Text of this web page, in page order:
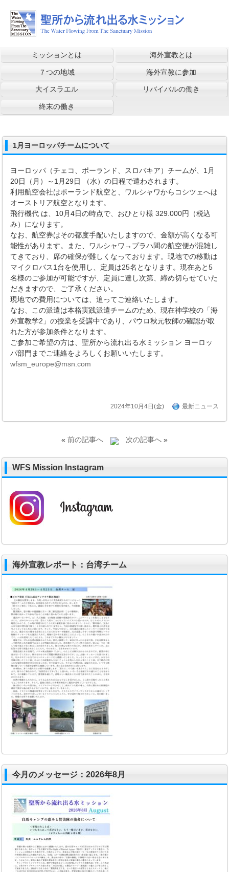
ミッションとは 海外宣教とは
７つの地域 海外宣教に参加
大イスラエル リバイバルの働き
終末の働き
1月ヨーロッパチームについて
ヨーロッパ（チェコ、ポーランド、スロバキア）チームが、1月
20日（月）～1月29日 （水）の日程で遣わされます。
利用航空会社はポーランド航空と、ワルシャワからコシツェへは
オーストリア航空となります。
飛行機代 は、 10月4日の時点で、おひとり様 329.000円（税込
み）になります。
なお、航空券はその都度手配いたしますので、金額が高くなる可
能性があります。また、ワルシャワ→プラハ間の航空便が混雑し
てきており、席の確保が難しくなっております。現地での移動は
マイクロバス1台を使用し、定員は25名となります。現在あと5
名様のご参加が可能ですが、定員に達し次第、締め切らせていた
だきますので、ご了承ください。
現地での費用については、追ってご連絡いたします。
なお、この派遣は本格実践派遣チームのため、現在神学校の「海
外宣教学2」の授業を受講中であり、パウロ秋元牧師の確認が取
れた方が参加条件となります。
ご参加ご希望の方は、聖所から流れ出る水ミッション ヨーロッ
パ部門までご連絡をよろしくお願いいたします。
wfsm_europe@msn.com
2024年10月4日(金) 最新ニュース
« 前の記事へ 次の記事へ »
WFS Mission Instagram
海外宣教レポート：台湾チーム
今月のメッセージ：2026年8月